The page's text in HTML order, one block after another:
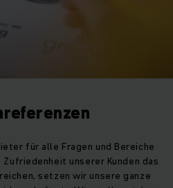
für alle Fragen und Bereiche
unserer Kunden das
setzen wir unsere ganze